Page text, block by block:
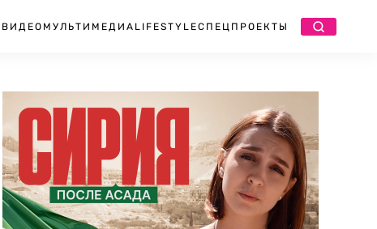
ВИДЕО МУЛЬТИМЕДИА LIFESTYLEСПЕЦПРОЕКТЫ